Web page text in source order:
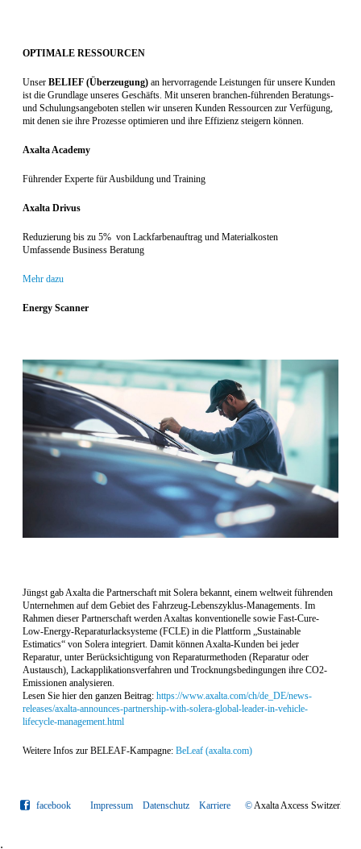
OPTIMALE RESSOURCEN
Unser BELIEF (Überzeugung) an hervorragende Leistungen für unsere Kunden
ist die Grundlage unseres Geschäfts. Mit unseren branchen-führenden Beratungs-
und Schulungsangeboten stellen wir unseren Kunden Ressourcen zur Verfügung,
mit denen sie ihre Prozesse optimieren und ihre Effizienz steigern können.
Axalta Academy
Führender Experte für Ausbildung und Training
Axalta Drivus
Reduzierung bis zu 5% von Lackfarbenauftrag und Materialkosten
Umfassende Business Beratung
Mehr dazu
Energy Scanner
Jüngst gab Axalta die Partnerschaft mit Solera bekannt, einem weltweit führenden
Unternehmen auf dem Gebiet des Fahrzeug-Lebenszyklus-Managements. Im
Rahmen dieser Partnerschaft werden Axaltas konventionelle sowie Fast-Cure-
Low-Energy-Reparaturlacksysteme (FCLE) in die Plattform „Sustainable
Estimatics“ von Solera integriert. Damit können Axalta-Kunden bei jeder
Reparatur, unter Berücksichtigung von Reparaturmethoden (Reparatur oder
Austausch), Lackapplikationsverfahren und Trocknungsbedingungen ihre CO2-
Emissionen analysieren.
Lesen Sie hier den ganzen Beitrag: https://www.axalta.com/ch/de_DE/news-
releases/axalta-announces-partnership-with-solera-global-leader-in-vehicle-
lifecycle-management.html
Weitere Infos zur BELEAF-Kampagne: BeLeaf (axalta.com)
facebook Impressum Datenschutz Karriere ©Axalta Axcess Switzerland